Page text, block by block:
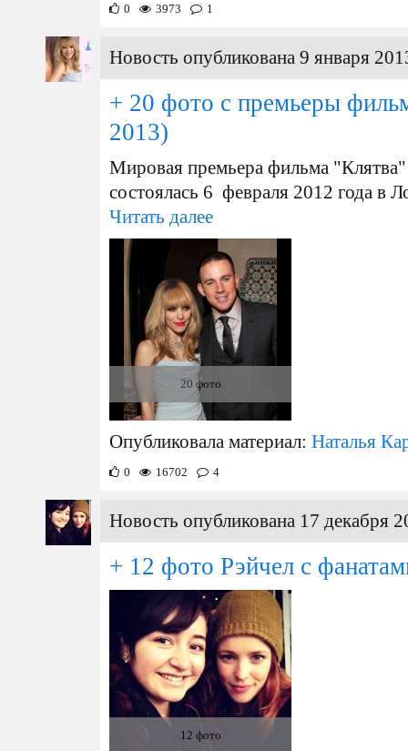
0 3973 1
Новость опубликована 9 января
+ 20 фото с премьеры
2013)
Мировая премьера фильма
состоялась 6 февраля 2012 года в
Читать далее
20 фото
Опубликовала материал: Наталья
0 16702 4
Новость опубликована 17 декабря
+ 12 фото Рэйчел с
12 фото